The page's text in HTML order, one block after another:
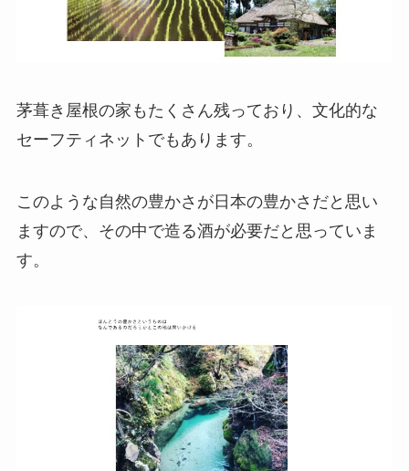
茅葺き屋根の家もたくさん残っており、文化的な
セーフティネットでもあります。
このような自然の豊かさが日本の豊かさだと思い
ますので、その中で造る酒が必要だと思っていま
す。